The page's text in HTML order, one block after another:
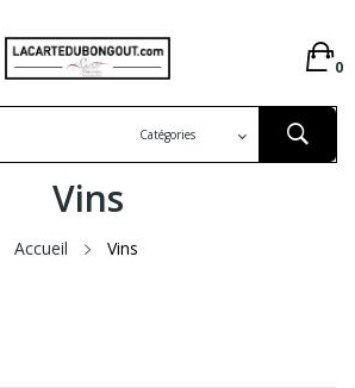
0
Vins
Accueil Vins